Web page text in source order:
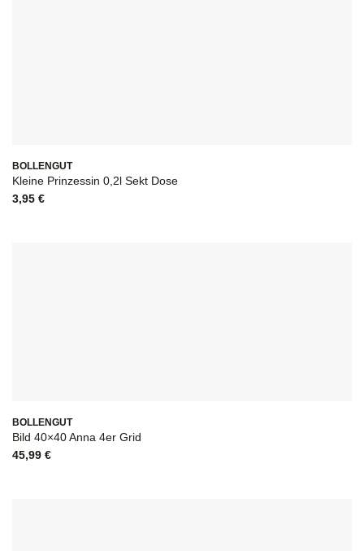
BOLLENGUT
Kleine Prinzessin 0,2l Sekt Dose
3,95 €
BOLLENGUT
Bild 40×40 Anna 4er Grid
45,99 €